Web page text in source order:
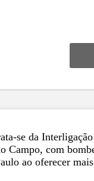
se da
com
ao oferecer